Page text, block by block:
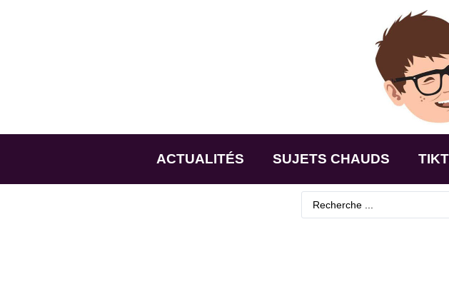
ACTUALITÉS SUJETS CHAUDS